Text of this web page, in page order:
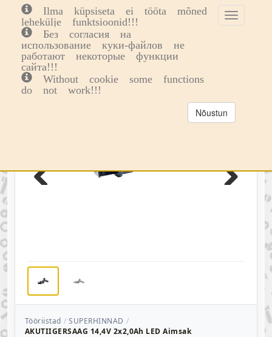
Ilma küpsiseta ei tööta mõned
lehekülje funktsioonid!!!
Без согласия на
использование куки-файлов не
работают некоторые функции
сайта!!!
Without cookie some functions
do not work!!!
Toggle
cookie
Nõustun
Tööriistad
SUPERHINNAD
AKUTIIGERSAAG 14,4V 2x2,0Ah LED Aimsak